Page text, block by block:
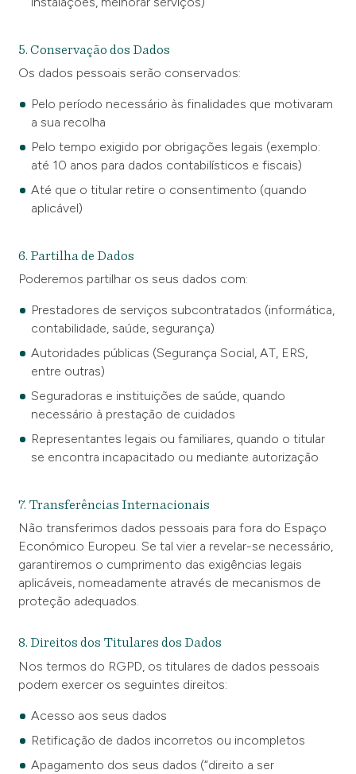
5. Conservação dos Dados
Os dados pessoais serão conservados:
Pelo período necessário às finalidades que motivaram
a sua recolha
Pelo tempo exigido por obrigações legais (exemplo:
até 10 anos para dados contabilísticos e fiscais)
Até que o titular retire o consentimento (quando
aplicável)
6. Partilha de Dados
Poderemos partilhar os seus dados com:
Prestadores de serviços subcontratados (informática,
contabilidade, saúde, segurança)
Autoridades públicas (Segurança Social, AT, ERS,
entre outras)
Seguradoras e instituições de saúde, quando
necessário à prestação de cuidados
Representantes legais ou familiares, quando o titular
se encontra incapacitado ou mediante autorização
7. Transferências Internacionais
Não transferimos dados pessoais para fora do Espaço
Económico Europeu. Se tal vier a revelar-se necessário,
garantiremos o cumprimento das exigências legais
aplicáveis, nomeadamente através de mecanismos de
proteção adequados.
8. Direitos dos Titulares dos Dados
Nos termos do RGPD, os titulares de dados pessoais
podem exercer os seguintes direitos:
Acesso aos seus dados
Retificação de dados incorretos ou incompletos
Apagamento dos seus dados (“direito a ser